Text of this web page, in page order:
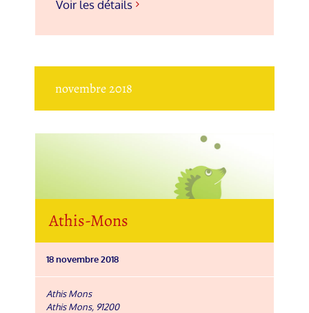
Voir les détails
novembre 2018
Athis-Mons
18 novembre 2018
Athis Mons
Athis Mons, 91200